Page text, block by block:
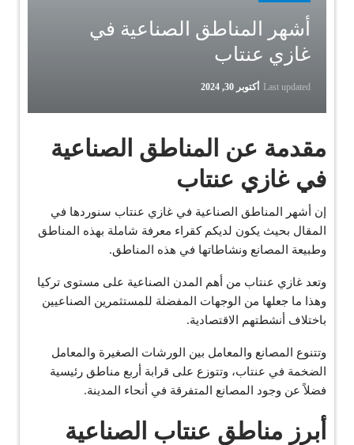
أشهر المناطق الصناعية في
غازي عنتاب
Last updated أكتوبر 30, 2024
مقدمة عن المناطق الصناعية
في غازي عنتاب
إن أشهر المناطق الصناعية في غازي عنتاب سنوردها في
المقال بحيث يكون لديكم كقراء معرفة شاملة بهذه المناطق
وطبيعة المصانع ونشاطاتها في هذه المناطق.
وتعد غازي عنتاب من أهم المدن الصناعية على مستوى تركيا
وهذا ما جعلها من الوجهات المفضلة للمستثمرين الصناعيين
باختلاف أنشطتهم الاقتصادية.
وتتنوع المصانع والمعامل بين الورشات الصغيرة والمعامل
الضخمة في عنتاب، وتتوزع على قرابة أربع مناطق رئيسية
فضلاً عن وجود المصانع المتفرقة في أنحاء المدينة.
أبرز مناطق عنتاب الصناعية